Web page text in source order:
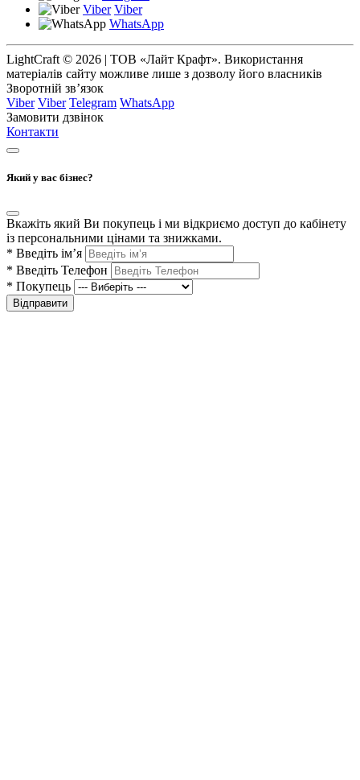
Viber Viber
WhatsApp
LightCraft © 2026 | ТОВ «Лайт Крафт». Використання
матеріалів сайту можливе лише з дозволу його власників
Зворотній зв’язок
Viber Viber Telegram WhatsApp
Замовити дзвінок
Контакти
Який у вас бізнес?
Вкажіть який Ви покупець і ми відкриємо доступ до кабінету
із персональними цінами та знижками.
* Введіть ім’я
* Введіть Телефон
* Покупець
Відправити